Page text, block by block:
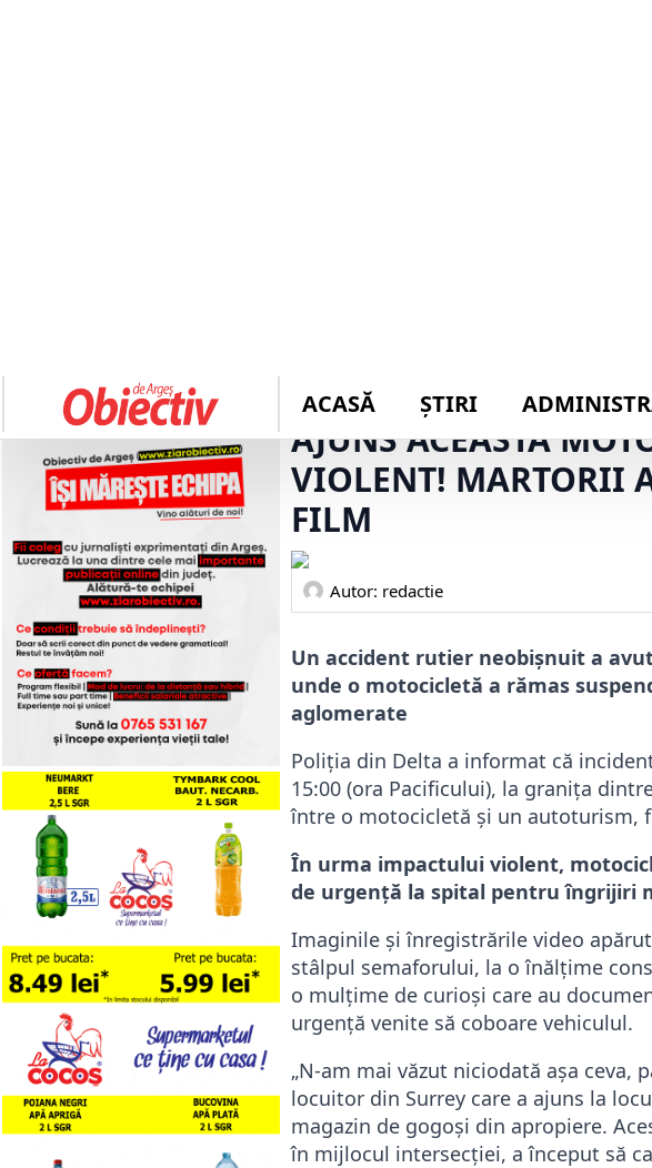
IMAGINI IREALE
AJUNS ACEASTĂ
VIOLENT! MARTORII
FILM
Autor: redactie
Un accident rutier neobișnuit a
unde o motocicletă a rămas
aglomerate
Poliția din Delta a informat că
15:00 (ora Pacificului), la granița
între o motocicletă și un autoturism,
În urma impactului violent,
de urgență la spital pentru îngrijiri
Imaginile și înregistrările video
stâlpul semaforului, la o înălțime
o mulțime de curioși care au
urgență venite să coboare vehiculul.
„N-am mai văzut niciodată așa ceva,
locuitor din Surrey care a ajuns la
magazin de gogoși din apropiere.
în mijlocul intersecției, a început să